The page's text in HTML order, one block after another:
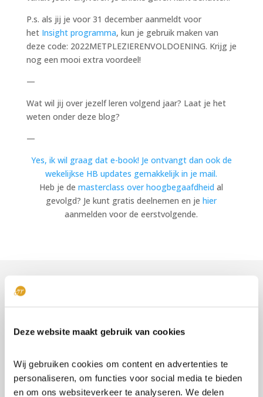
Deze website maakt gebruik van cookies
Wij gebruiken cookies om content en advertenties te
personaliseren, om functies voor social media te bieden
en om ons websiteverkeer te analyseren. We delen
P.s. als jij je voor 31 december aanmeldt voor
het Insight programma, kun je gebruik maken van
deze code: 2022METPLEZIERENVOLDOENING. Krijg je
nog een mooi extra voordeel!
—
Wat wil jij over jezelf leren volgend jaar? Laat je het
weten onder deze blog?
—
Yes, ik wil graag dat e-book! Je ontvangt dan ook de
wekelijkse HB updates gemakkelijk in je mail.
Heb je demasterclass over hoogbegaafdheid al
gevolgd? Je kunt gratis deelnemen en jehier
aanmelden voor de eerstvolgende.
Anders, Intens en Snel, een introductie in
Insight Programma
Gratis Masterclass over hoogbegaafdheid